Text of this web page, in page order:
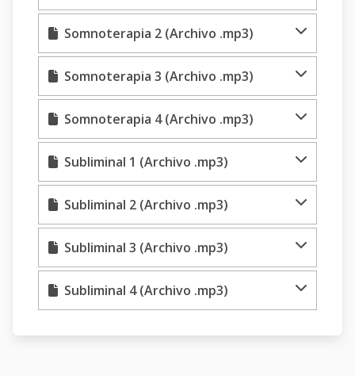
Somnoterapia 2 (Archivo .mp3)
Somnoterapia 3 (Archivo .mp3)
Somnoterapia 4 (Archivo .mp3)
Subliminal 1 (Archivo .mp3)
Subliminal 2 (Archivo .mp3)
Subliminal 3 (Archivo .mp3)
Subliminal 4 (Archivo .mp3)